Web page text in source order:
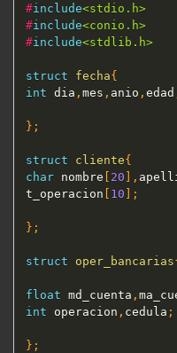
#include<stdio.h>
#include<conio.h>
#include<stdlib.h>
struct fecha{
int dia , mes , anio , edad
} ;
struct cliente{
char nombre 20 ,
t_operacion
10 ;
} ;
struct oper_bancarias
float md_cuenta ,
int operacion , cedula ;
} ;